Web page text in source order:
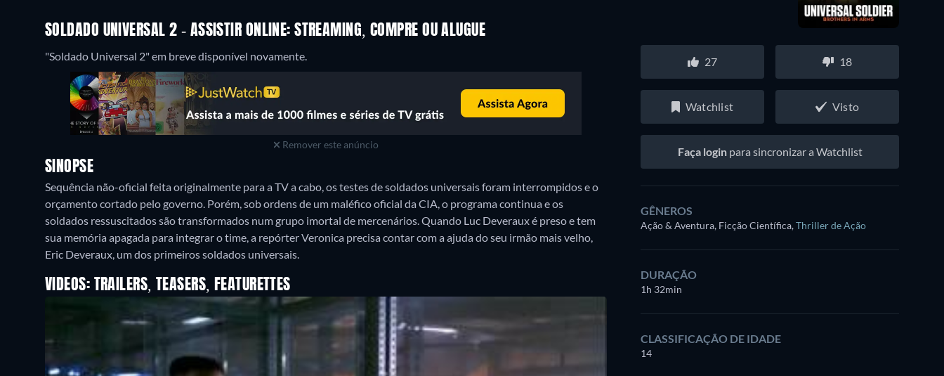
SOLDADO UNIVERSAL 2 - ASSISTIR ONLINE: STREAMING, COMPRE OU ALUGUE
"Soldado Universal 2" em breve disponível novamente.
Remover este anúncio
SINOPSE
Sequência não-oficial feita originalmente para a TV a cabo, os testes de soldados universais foram interrompidos e o
orçamento cortado pelo governo. Porém, sob ordens de um maléfico oficial da CIA, o programa continua e os
soldados ressuscitados são transformados num grupo imortal de mercenários. Quando Luc Deveraux é preso e tem
sua memória apagada para integrar o time, a repórter Veronica precisa contar com a ajuda do seu irmão mais velho,
Eric Deveraux, um dos primeiros soldados universais.
VIDEOS: TRAILERS, TEASERS, FEATURETTES
27 18
Watchlist Visto
Faça loginpara sincronizar a Watchlist
GÊNEROS
Ação & Aventura, Ficção Científica,Thriller de Ação
DURAÇÃO
1h 32min
CLASSIFICAÇÃO DE IDADE
14